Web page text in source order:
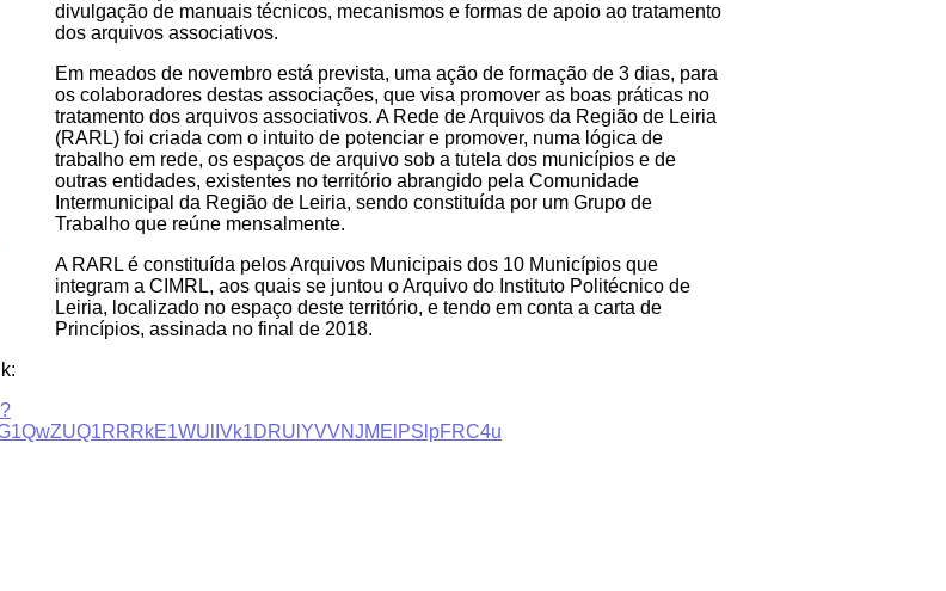
divulgação de manuais técnicos, mecanismos e formas de apoio ao tratamento
dos arquivos associativos.
Em meados de novembro está prevista, uma ação de formação de 3 dias, para
os colaboradores destas associações, que visa promover as boas práticas no
tratamento dos arquivos associativos. A Rede de Arquivos da Região de Leiria
(RARL) foi criada com o intuito de potenciar e promover, numa lógica de
trabalho em rede, os espaços de arquivo sob a tutela dos municípios e de
outras entidades, existentes no território abrangido pela Comunidade
Intermunicipal da Região de Leiria, sendo constituída por um Grupo de
Trabalho que reúne mensalmente.
A RARL é constituída pelos Arquivos Municipais dos 10 Municípios que
integram a CIMRL, aos quais se juntou o Arquivo do Instituto Politécnico de
Leiria, localizado no espaço deste território, e tendo em conta a carta de
Princípios, assinada no final de 2018.